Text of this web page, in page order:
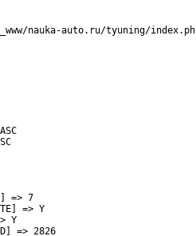
nauka-auto.ru/tyuning/
=> 7
=> Y
Y
=> 2826